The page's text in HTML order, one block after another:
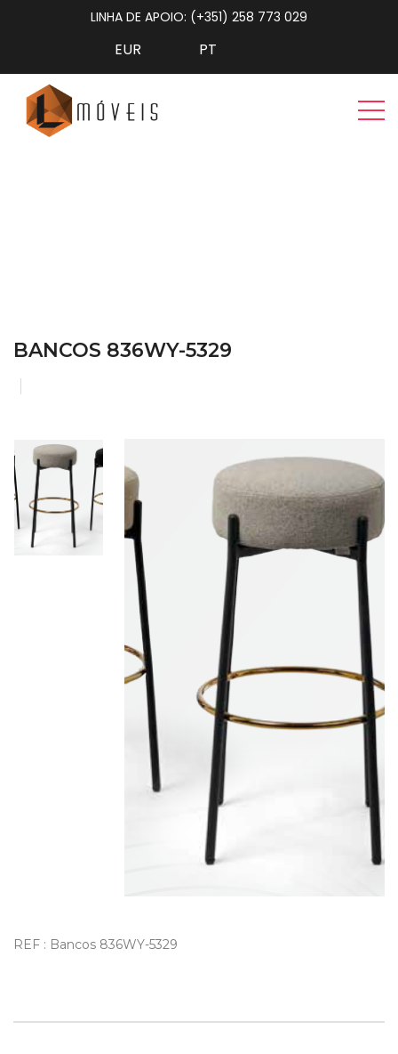
LINHA DE APOIO: (+351) 258 773 029
BANCOS 836WY-5329
REF : Bancos 836WY-5329